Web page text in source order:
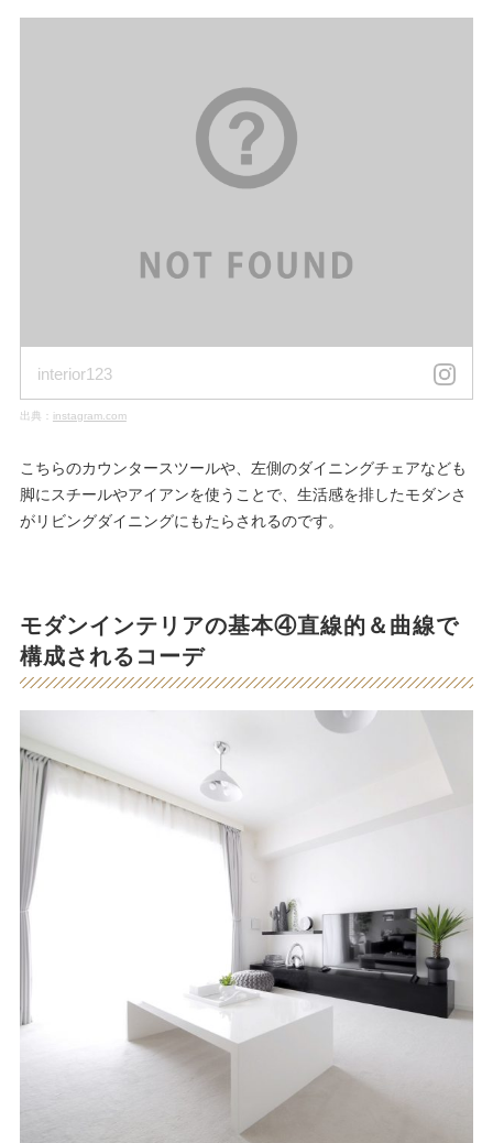
interior123
出典： instagram.com
こちらのカウンタースツールや、左側のダイニングチェアなども
脚にスチールやアイアンを使うことで、生活感を排したモダンさ
がリビングダイニングにもたらされるのです。
モダンインテリアの基本④直線的＆曲線で
構成されるコーデ